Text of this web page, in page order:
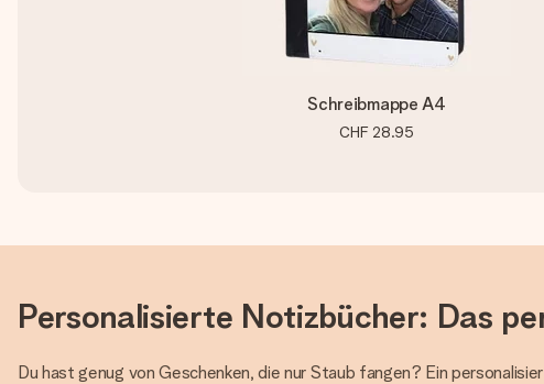
Schreibmappe A4
CHF 28.95
Personalisierte Notizbücher: Das
Du hast genug von Geschenken, die nur Staub fangen? Ein